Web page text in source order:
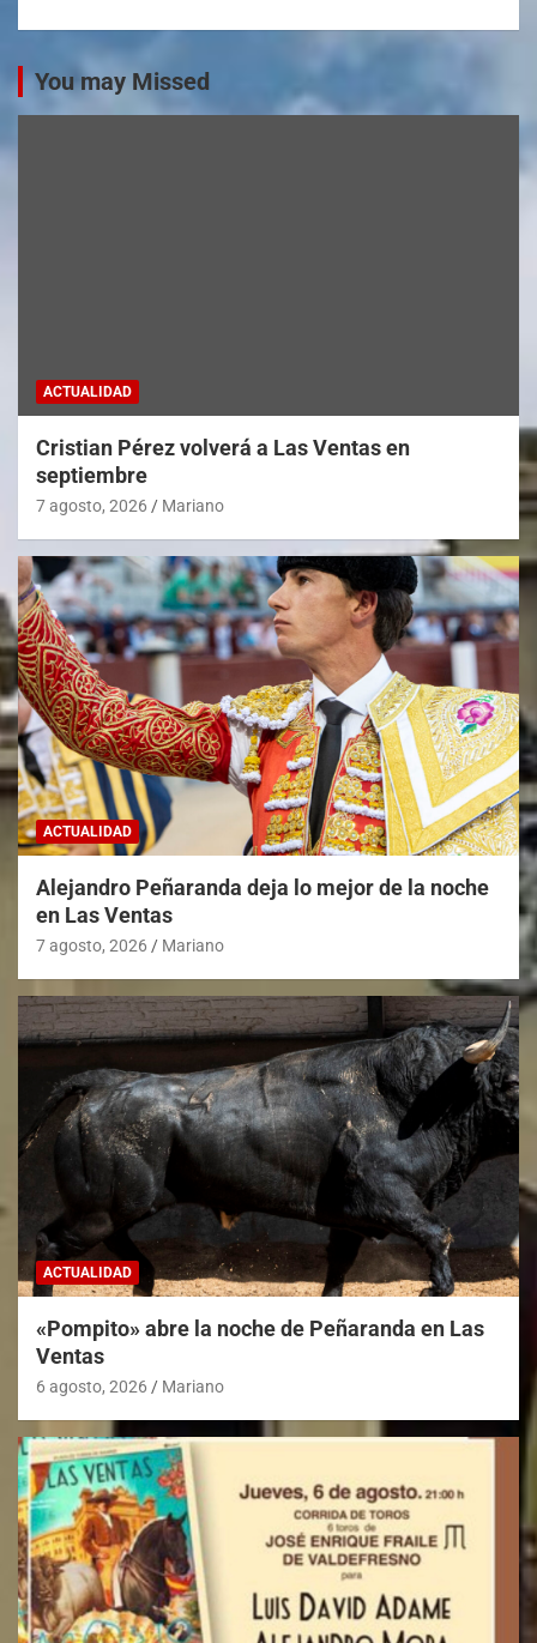
You may Missed
ACTUALIDAD
Cristian Pérez volverá a Las Ventas en
septiembre
7 agosto, 2026 Mariano
ACTUALIDAD
Alejandro Peñaranda deja lo mejor de la noche
en Las Ventas
7 agosto, 2026 Mariano
ACTUALIDAD
«Pompito» abre la noche de Peñaranda en Las
Ventas
6 agosto, 2026 Mariano